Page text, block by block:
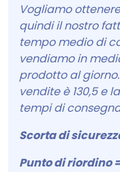
Vogliamo
quindi il nostro
tempo medio di
vendiamo in
prodotto al
vendite è 130,5 e
tempi di consegna
Scorta di
Punto di riordino